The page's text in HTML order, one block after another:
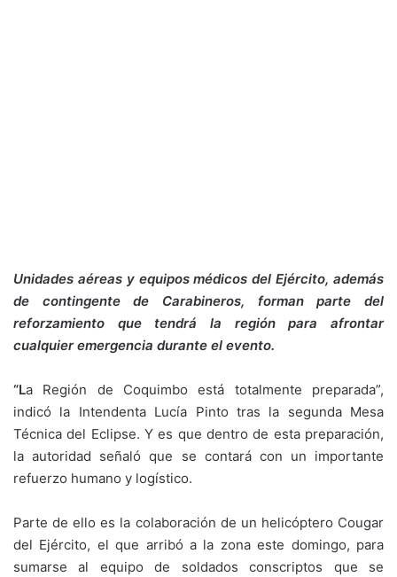
Unidades aéreas y equipos médicos del Ejército, además
de contingente de Carabineros, forman parte del
reforzamiento que tendrá la región para afrontar
cualquier emergencia durante el evento.
“La Región de Coquimbo está totalmente preparada”,
indicó la Intendenta Lucía Pinto tras la segunda Mesa
Técnica del Eclipse. Y es que dentro de esta preparación,
la autoridad señaló que se contará con un importante
refuerzo humano y logístico.
Parte de ello es la colaboración de un helicóptero Cougar
del Ejército, el que arribó a la zona este domingo, para
sumarse al equipo de soldados conscriptos que se